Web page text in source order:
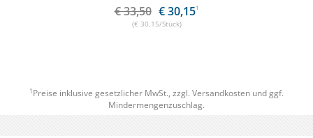
€ 33,50 € 30,151
(€ 30,15/Stück)
1 Preise inklusive gesetzlicher MwSt., zzgl. Versandkosten und ggf.
Mindermengenzuschlag.